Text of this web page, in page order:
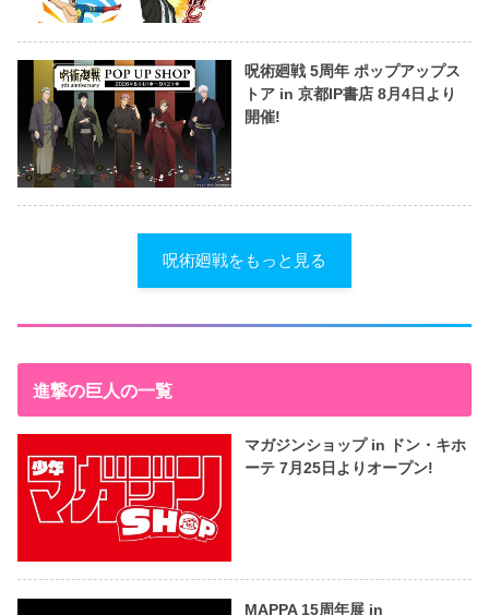
呪術廻戦 5周年 ポップアップス
トア in 京都IP書店 8月4日より
開催!
呪術廻戦をもっと見る
進撃の巨人の一覧
マガジンショップ in ドン・キホ
ーテ 7月25日よりオープン!
MAPPA 15周年展 in